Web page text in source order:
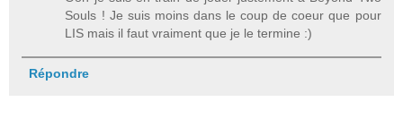
Souls ! Je suis moins dans le coup de coeur que pour
LIS mais il faut vraiment que je le termine :)
Répondre